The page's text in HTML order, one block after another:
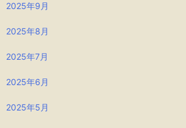
2025年9月
2025年8月
2025年7月
2025年6月
2025年5月